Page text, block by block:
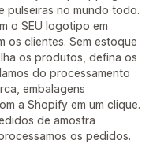
pulseiras no mundo todo.
o SEU logotipo em
os clientes. Sem estoque
os produtos, defina os
do processamento
embalagens
a Shopify em um clique.
de amostra
os pedidos.